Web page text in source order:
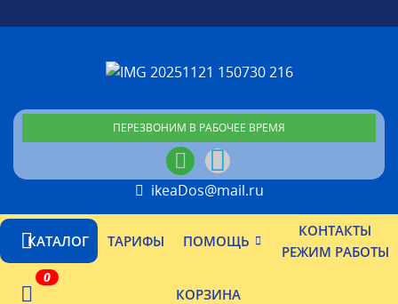
ПЕРЕЗВОНИМ В РАБОЧЕЕ ВРЕМЯ
ikeaDos@mail.ru
КАТАЛОГ ТАРИФЫ ПОМОЩЬ
КОНТАКТЫ
РЕЖИМ РАБОТЫ
КОРЗИНА
0